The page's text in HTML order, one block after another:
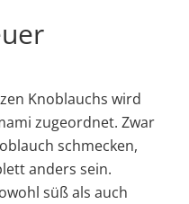
Knoblauchs wird
zugeordnet. Zwar
schmecken,
anders sein.
süß als auch